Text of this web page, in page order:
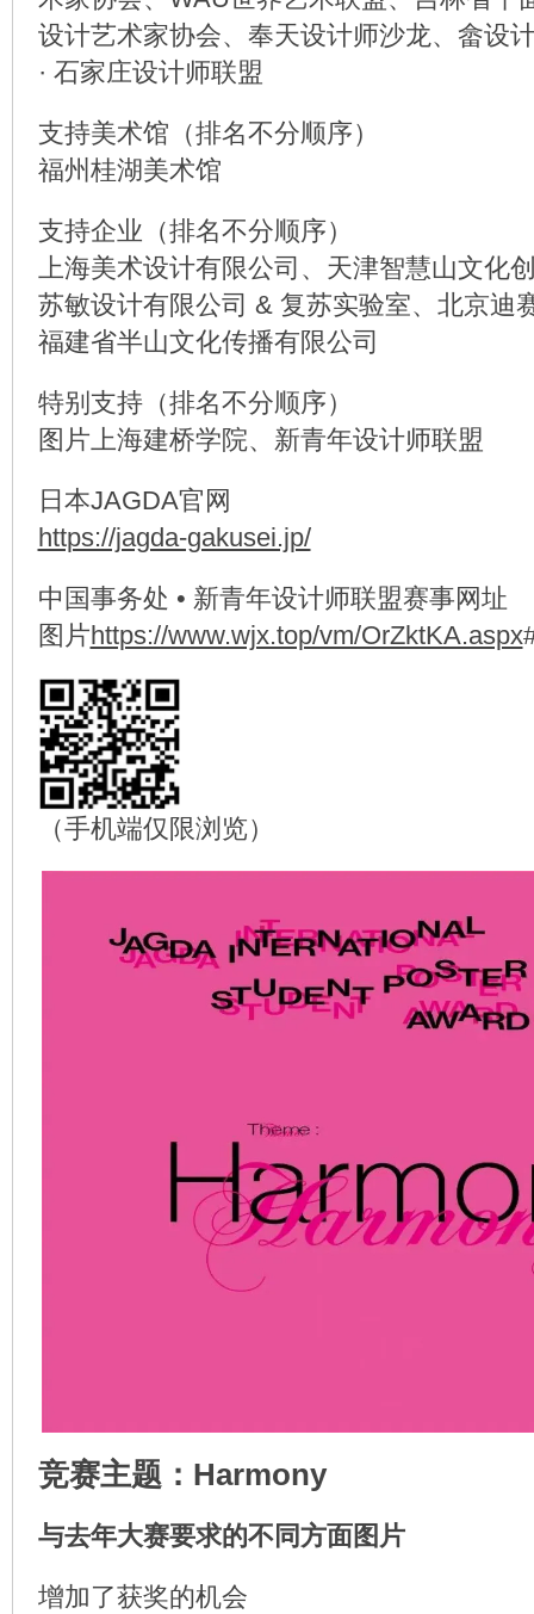
设计艺术家协会、奉天设计师沙龙、畲设
· 石家庄设计师联盟
支持美术馆（排名不分顺序）
福州桂湖美术馆
支持企业（排名不分顺序）
上海美术设计有限公司、天津智慧山文化
苏敏设计有限公司 & 复苏实验室、北京迪
福建省半山文化传播有限公司
特别支持（排名不分顺序）
图片上海建桥学院、新青年设计师联盟
日本JAGDA官网
https://jagda-gakusei.jp/
中国事务处 • 新青年设计师联盟赛事网址
图片https://www.wjx.top/vm/OrZktKA.aspx
（手机端仅限浏览）
竞赛主题：Harmony
与去年大赛要求的不同方面图片
增加了获奖的机会